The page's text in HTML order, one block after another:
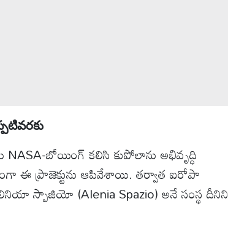
NASA-బోయింగ్ కలిసి కుపోలాను అభివృద్ధి
ప్రాజెక్టును ఆపివేశాయి. తర్వాత ఐరోపా
స్పాజియో (Alenia Spazio) అనే సంస్థ దీనిని